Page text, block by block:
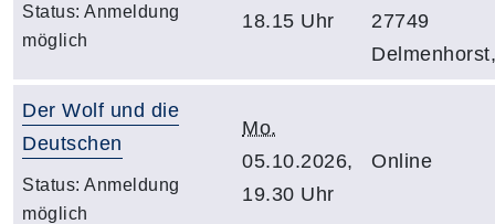
Status: Anmeldung
möglich
18.15 Uhr
27749
Delmenhorst,
Der Wolf und die
Deutschen
Status: Anmeldung
möglich
Mo.
05.10.2026,
19.30 Uhr
Online